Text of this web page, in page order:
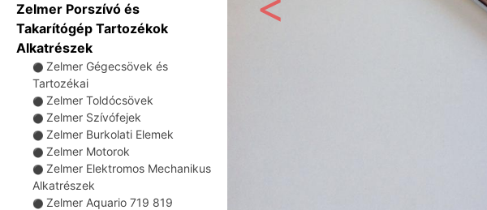
Zelmer Porszívó és
Takarítógép Tartozékok
Alkatrészek
⚫ Zelmer Gégecsövek és
Tartozékai
⚫ Zelmer Toldócsövek
⚫ Zelmer Szívófejek
⚫ Zelmer Burkolati Elemek
⚫ Zelmer Motorok
⚫ Zelmer Elektromos Mechanikus
Alkatrészek
⚫ Zelmer Aquario 719 819
Előző